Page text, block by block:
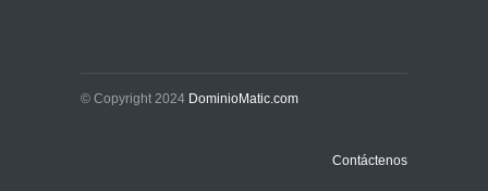
© Copyright 2024 DominioMatic.com
Contáctenos